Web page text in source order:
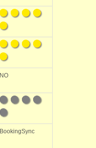
NO
BookingSync